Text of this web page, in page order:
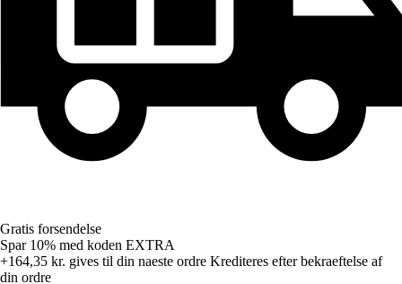
Gratis forsendelse
Spar 10% med koden EXTRA
+164,35 kr. gives til din naeste ordre Krediteres efter bekraeftelse af
din ordre